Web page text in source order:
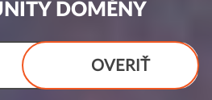
DOMÉNY
OVERIŤ